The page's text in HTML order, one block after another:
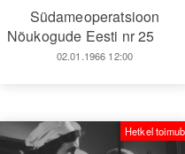
Südameoperatsioon
Nõukogude Eesti nr 25
02.01.1966 12:00
Hetkel toimub